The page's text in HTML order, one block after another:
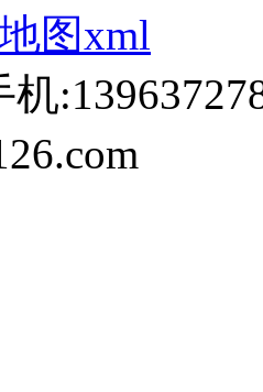
图xml